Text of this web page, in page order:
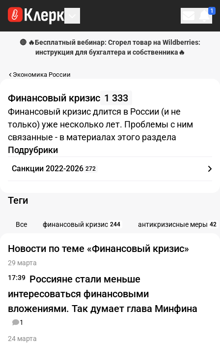
1
🔴 🔥Бесплатный вебинар: Сгорел товар на Wildberries:
инструкция для бухгалтера и собственника🔥
Экономика России
Финансовый кризис 1 333
Финансовый кризис длится в России (и не
только) уже несколько лет. Проблемы с ним
связанные - в материалах этого раздела
Подрубрики
Санкции 2022-2026 272
Теги
Все финансовый кризис 244 антикризисные меры 42
Новости по теме «Финансовый кризис»
29 марта
17:39 Россияне стали меньше
интересоваться финансовыми
вложениями. Так думает глава Минфина
1
24 марта